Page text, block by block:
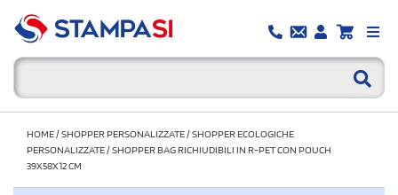
HOME/SHOPPER PERSONALIZZATE/SHOPPER ECOLOGICHE
PERSONALIZZATE/SHOPPER BAG RICHIUDIBILI IN R-PET CON POUCH
39X58X12 CM